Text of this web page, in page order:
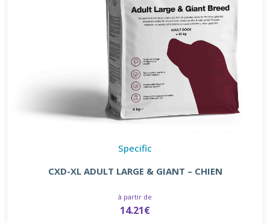
Specific
CXD-XL ADULT LARGE & GIANT – CHIEN
à partir de
14.21€